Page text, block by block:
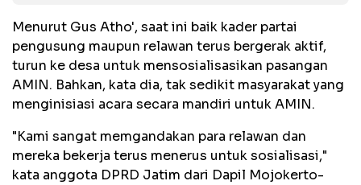
Menurut Gus Atho', saat ini baik kader partai
pengusung maupun relawan terus bergerak aktif,
turun ke desa untuk mensosialisasikan pasangan
AMIN. Bahkan, kata dia, tak sedikit masyarakat yang
menginisiasi acara secara mandiri untuk AMIN.
"Kami sangat memgandakan para relawan dan
mereka bekerja terus menerus untuk sosialisasi,"
kata anggota DPRD Jatim dari Dapil Mojokerto-